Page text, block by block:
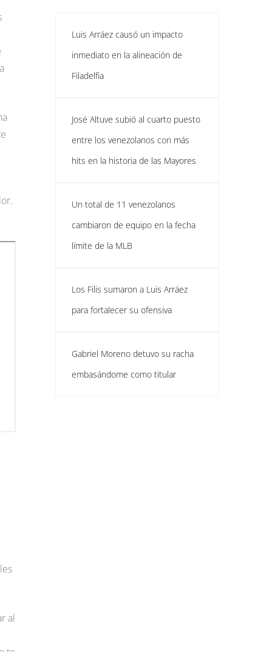
al
Luis Arráez causó un impacto
inmediato en la alineación de
Filadelfia
José Altuve subió al cuarto puesto
entre los venezolanos con más
hits en la historia de las Mayores
Un total de 11 venezolanos
cambiaron de equipo en la fecha
límite de la MLB
Los Filis sumaron a Luis Arráez
para fortalecer su ofensiva
Gabriel Moreno detuvo su racha
embasándome como titular